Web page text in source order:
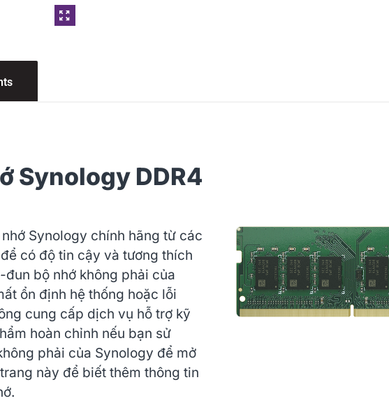
Synology DDR4
Synology chính hãng từ các
có độ tin cậy và tương thích
bộ nhớ không phải của
ổn định hệ thống hoặc lỗi
cung cấp dịch vụ hỗ trợ kỹ
hoàn chỉnh nếu bạn sử
phải của Synology để mở
này để biết thêm thông tin